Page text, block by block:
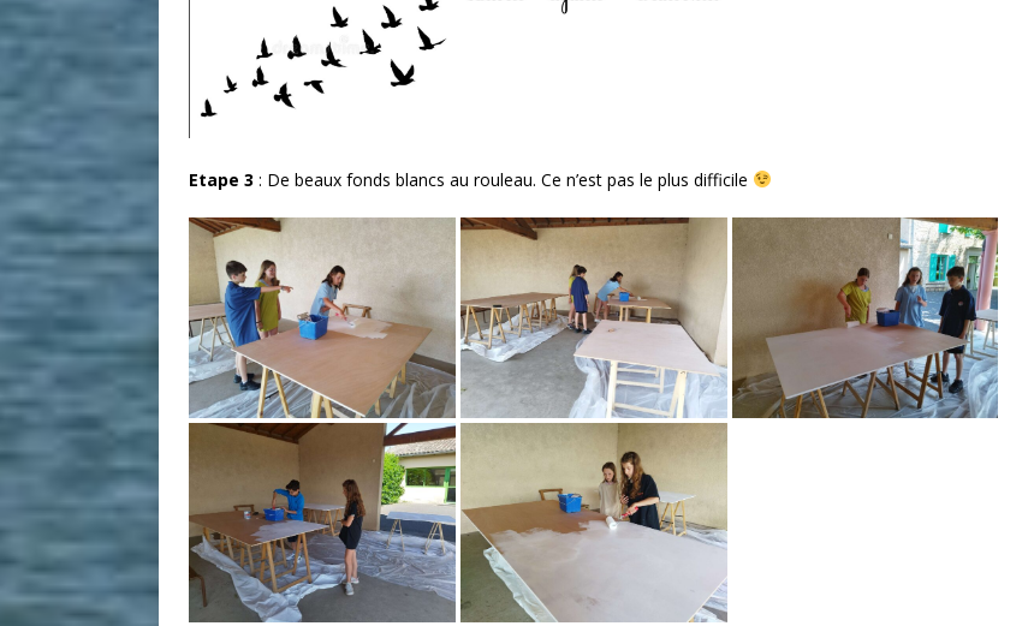
Etape 3 : De beaux fonds blancs au rouleau. Ce n’est pas le plus difficile